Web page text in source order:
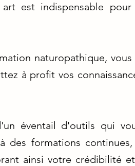
est indispensable pour
naturopathique,
à profit vos
éventail d'outils qui
des formations
ainsi votre crédibilité